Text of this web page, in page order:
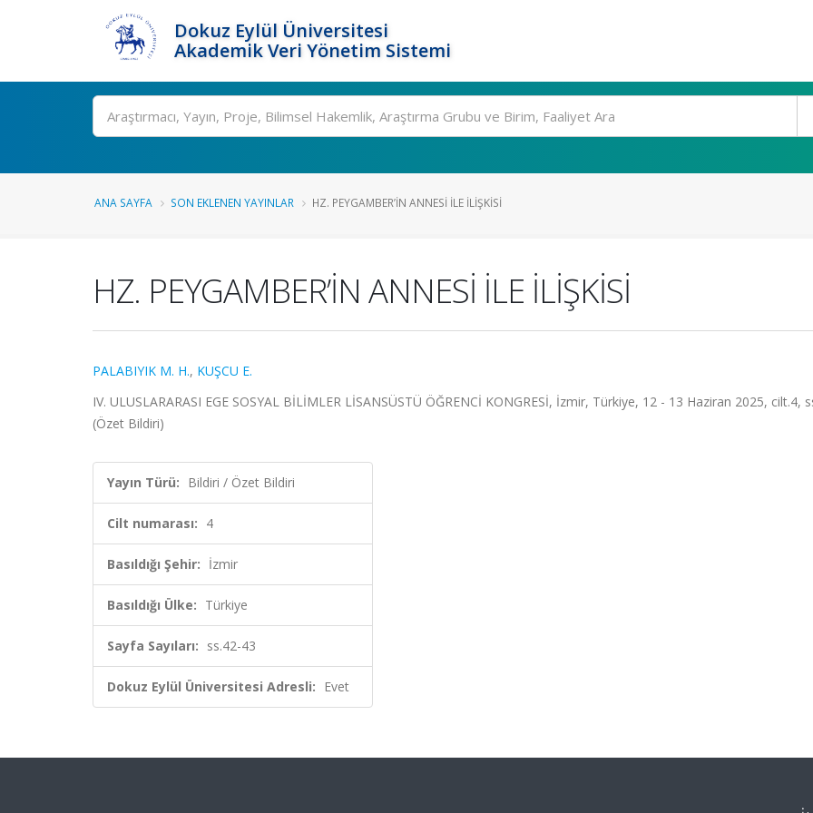
Dokuz Eylül Üniversitesi
Akademik Veri Yönetim Sistemi
Ara
ANA SAYFA SON EKLENEN YAYINLAR HZ. PEYGAMBER’İN ANNESİ İLE İLİŞKİSİ
HZ. PEYGAMBER’İN ANNESİ İLE İLİŞKİSİ
PALABIYIK M. H., KUŞCU E.
IV. ULUSLARARASI EGE SOSYAL BİLİMLER LİSANSÜSTÜ ÖĞRENCİ KONGRESİ, İzmir, Türkiye, 12 - 13 Haziran 2025, cilt.4,
(Özet Bildiri)
Yayın Türü: Bildiri / Özet Bildiri
Cilt numarası: 4
Basıldığı Şehir: İzmir
Basıldığı Ülke: Türkiye
Sayfa Sayıları: ss.42-43
Dokuz Eylül Üniversitesi Adresli: Evet